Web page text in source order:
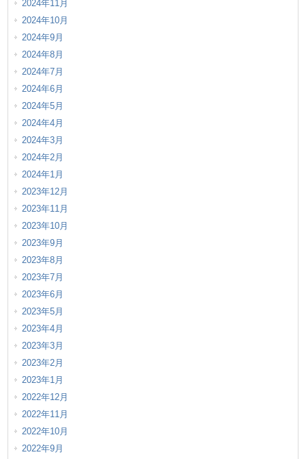
2024年11月
2024年10月
2024年9月
2024年8月
2024年7月
2024年6月
2024年5月
2024年4月
2024年3月
2024年2月
2024年1月
2023年12月
2023年11月
2023年10月
2023年9月
2023年8月
2023年7月
2023年6月
2023年5月
2023年4月
2023年3月
2023年2月
2023年1月
2022年12月
2022年11月
2022年10月
2022年9月